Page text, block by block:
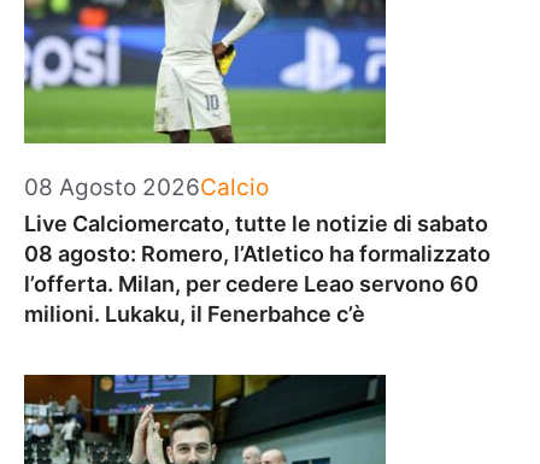
08 Agosto 2026Categorie
Calcio
Live Calciomercato, tutte le notizie di sabato
08 agosto: Romero, l’Atletico ha formalizzato
l’offerta. Milan, per cedere Leao servono 60
milioni. Lukaku, il Fenerbahce c’è